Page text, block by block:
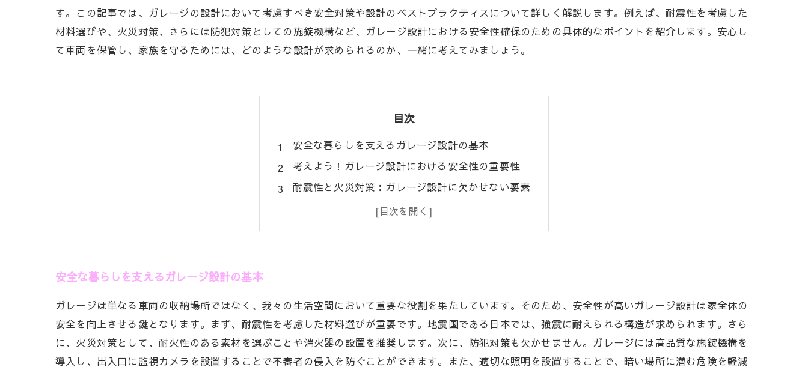
す。この記事では、ガレージの設計において考慮すべき安全対策や設計のベストプラクティスについて詳しく解説します。例えば、耐震性を考慮した
材料選びや、火災対策、さらには防犯対策としての施錠機構など、ガレージ設計における安全性確保のための具体的なポイントを紹介します。安心し
て車両を保管し、家族を守るためには、どのような設計が求められるのか、一緒に考えてみましょう。
目次
安全な暮らしを支えるガレージ設計の基本
考えよう！ガレージ設計における安全性の重要性
耐震性と火災対策：ガレージ設計に欠かせない要素
防犯対策の進化：安心して車を保管するために
家族を守るためのガレージ設計：具体的なポイント
安全な暮らしを支えるガレージ設計の基本
ガレージは単なる車両の収納場所ではなく、我々の生活空間において重要な役割を果たしています。そのため、安全性が高いガレージ設計は家全体の
安全を向上させる鍵となります。まず、耐震性を考慮した材料選びが重要です。地震国である日本では、強震に耐えられる構造が求められます。さら
に、火災対策として、耐火性のある素材を選ぶことや消火器の設置を推奨します。次に、防犯対策も欠かせません。ガレージには高品質な施錠機構を
導入し、出入口に監視カメラを設置することで不審者の侵入を防ぐことができます。また、適切な照明を設置することで、暗い場所に潜む危険を軽減